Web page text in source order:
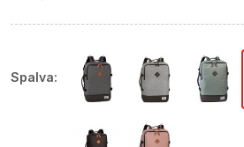
Spalva: